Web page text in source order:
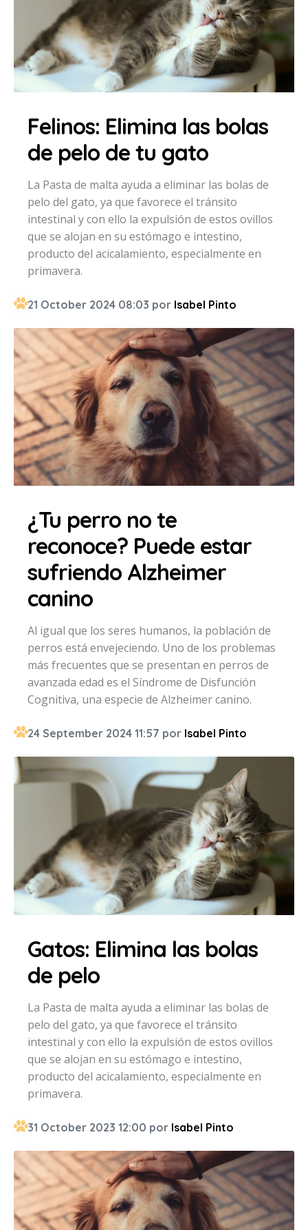
Felinos: Elimina las bolas
de pelo de tu gato
La Pasta de malta ayuda a eliminar las bolas de
pelo del gato, ya que favorece el tránsito
intestinal y con ello la expulsión de estos ovillos
que se alojan en su estómago e intestino,
producto del acicalamiento, especialmente en
primavera.
21 October 2024 08:03 por Isabel Pinto
¿Tu perro no te
reconoce? Puede estar
sufriendo Alzheimer
canino
Al igual que los seres humanos, la población de
perros está envejeciendo. Uno de los problemas
más frecuentes que se presentan en perros de
avanzada edad es el Síndrome de Disfunción
Cognitiva, una especie de Alzheimer canino.
24 September 2024 11:57 por Isabel Pinto
Gatos: Elimina las bolas
de pelo
La Pasta de malta ayuda a eliminar las bolas de
pelo del gato, ya que favorece el tránsito
intestinal y con ello la expulsión de estos ovillos
que se alojan en su estómago e intestino,
producto del acicalamiento, especialmente en
primavera.
31 October 2023 12:00 por Isabel Pinto